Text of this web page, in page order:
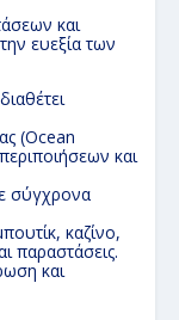
και
ευεξία των
(Ocean
και
σύγχρονα
καζίνο,
παραστάσεις.
και